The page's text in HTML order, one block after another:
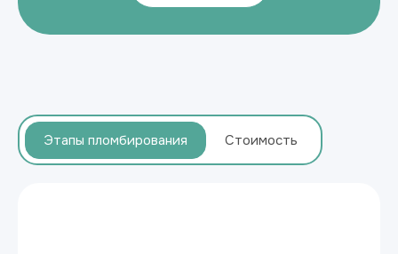
Этапы пломбирования Стоимость